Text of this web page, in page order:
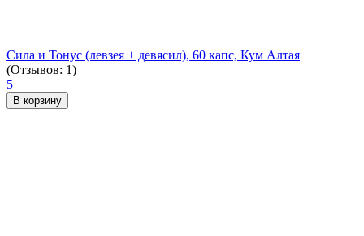
Сила и Тонус (левзея + девясил), 60 капс, Кум Алтая
(Отзывов: 1)
5
В корзину